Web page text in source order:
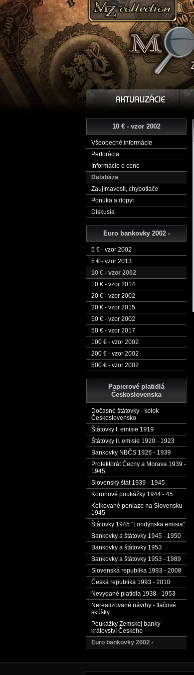
10 € - vzor 2002
Všeobecné informácie
Perforácia
Informácie o cene
Databáza
Zaujímavosti, chybotlače
Ponuka a dopyt
Diskusia
Euro bankovky 2002 -
5 € - vzor 2002
5 € - vzor 2013
10 € - vzor 2002
10 € - vzor 2014
20 € - vzor 2002
20 € - vzor 2015
50 € - vzor 2002
50 € - vzor 2017
100 € - vzor 2002
200 € - vzor 2002
500 € - vzor 2002
Papierové platidlá
Československa
Dočasné štátovky - kolok
Československo
Štátovky I. emisie 1919
Štátovky II. emisie 1920 - 1923
Bankovky NBČS 1926 - 1939
Protektorát Čechy a Morava 1939 -
1945
Slovenský štát 1939 - 1945
Korunové poukážky 1944 - 45
Kolkované peniaze na Slovensku
1945
Štátovky 1945 "Londýnska emisia"
Bankovky a štátovky 1945 - 1950
Bankovky a štátovky 1953
Bankovky a štátovky 1953 - 1989
Slovenská republika 1993 - 2008
Česká republika 1993 - 2010
Nevydané platidla 1938 - 1953
Nerealizované návrhy - tlačové
skúšky
Poukážky Zemskej banky
království Českého
Euro bankovky 2002 -